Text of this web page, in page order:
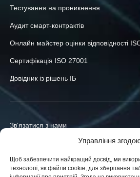
Управління
Щоб забезпечити найкращий досвід, ми
технології, як файли cookie, для зберігання
Тестування на проникнення
Аудит смарт-контрактів
Онлайн майстер оцінки відповідності
Сертифікація ISO 27001
Довідник із рішень ІБ
Зв'язатися з нами
info@h-x.technology